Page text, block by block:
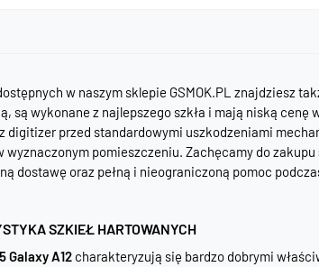
w naszym sklepie GSMOK.PL znajdziesz
są wykonane z najlepszego szkła i mają niską
digitizer przed standardowymi uszkodzeniami
wyznaczonym pomieszczeniu. Zachęcamy do zakupu
dostawę oraz pełną i nieograniczoną pomoc
SZKIEŁ HARTOWANYCH
Galaxy A12 charakteryzują się bardzo dobrymi